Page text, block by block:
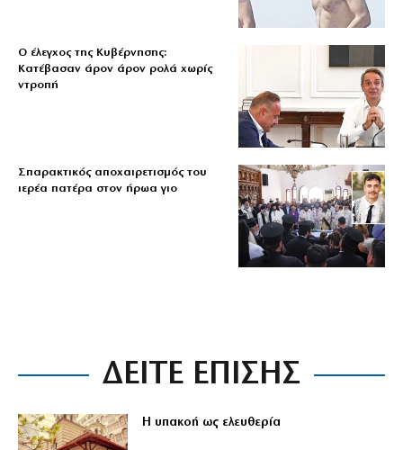
Ο έλεγχος της Κυβέρνησης:
Κατέβασαν άρον άρον ρολά χωρίς
ντροπή
Σπαρακτικός αποχαιρετισμός του
ιερέα πατέρα στον ήρωα γιο
ΔΕΙΤΕ ΕΠΙΣΗΣ
Η υπακοή ως ελευθερία